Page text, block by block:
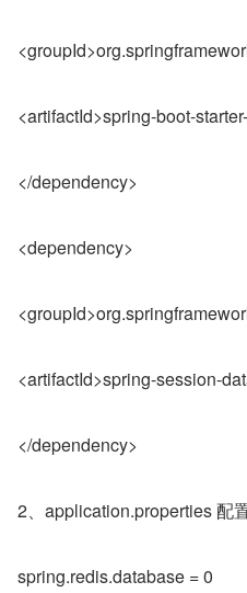
<artifactId>spring-boot-
</dependency>
<dependency>
<artifactId>spring-session-
</dependency>
2、application.properties 配
spring.redis.database = 0